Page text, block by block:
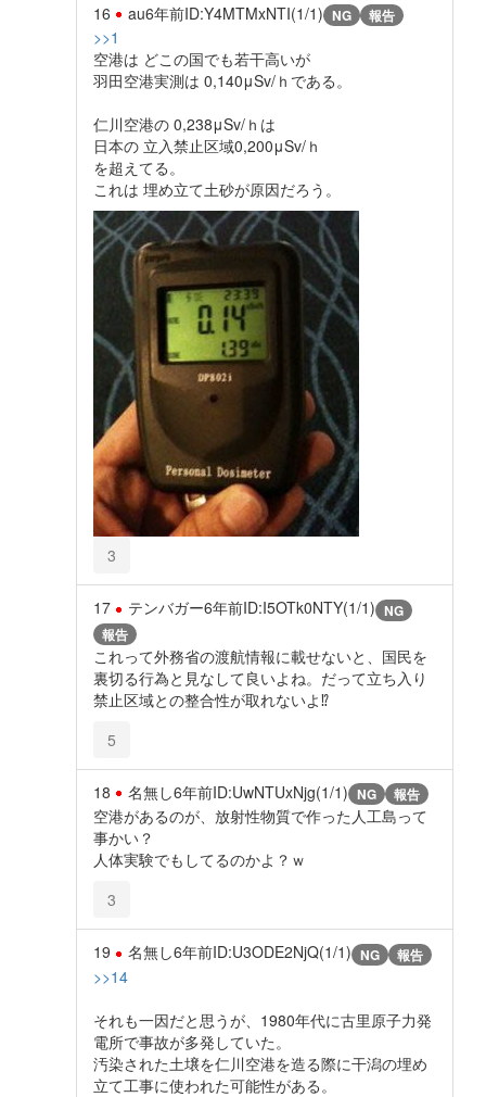
16 au6年前ID:Y4MTMxNTI(1/1) NG 報告
>>1
空港は どこの国でも若干高いが
羽田空港実測は 0,140μSv/ｈである。
仁川空港の 0,238μSv/ｈは
日本の 立入禁止区域0,200μSv/ｈ
を超えてる。
これは 埋め立て土砂が原因だろう。
3
17 テンバガー6年前ID:I5OTk0NTY(1/1) NG
報告
これって外務省の渡航情報に載せないと、国民を
裏切る行為と見なして良いよね。だって立ち入り
禁止区域との整合性が取れないよ⁉
5
18 名無し6年前ID:UwNTUxNjg(1/1) NG 報告
空港があるのが、放射性物質で作った人工島って
事かい？
人体実験でもしてるのかよ？ｗ
3
19 名無し6年前ID:U3ODE2NjQ(1/1) NG 報告
>>14
それも一因だと思うが、1980年代に古里原子力発
電所で事故が多発していた。
汚染された土壌を仁川空港を造る際に干潟の埋め
立て工事に使われた可能性がある。